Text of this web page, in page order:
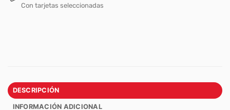
Con tarjetas seleccionadas
DESCRIPCIÓN
INFORMACIÓN ADICIONAL